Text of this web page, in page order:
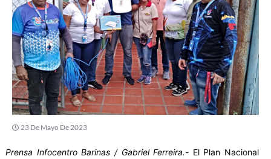
23 De Mayo De 2023
Prensa Infocentro Barinas / Gabriel Ferreira.- El Plan Nacional